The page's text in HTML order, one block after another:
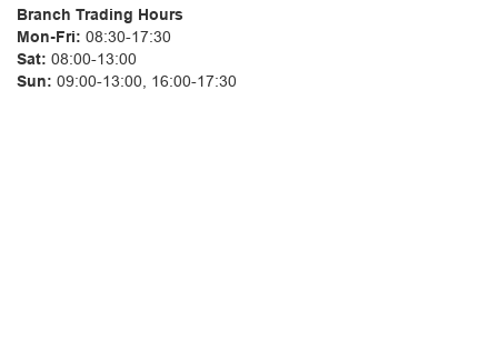
Branch Trading Hours
Mon-Fri: 08:30-17:30
Sat: 08:00-13:00
Sun: 09:00-13:00, 16:00-17:30